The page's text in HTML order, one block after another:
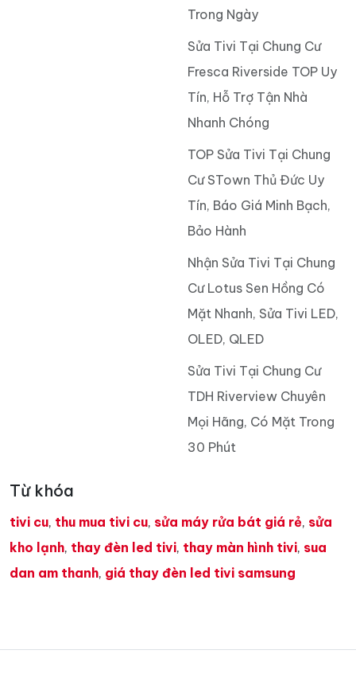
Trong Ngày
Sửa Tivi Tại Chung Cư
Fresca Riverside TOP Uy
Tín, Hỗ Trợ Tận Nhà
Nhanh Chóng
TOP Sửa Tivi Tại Chung
Cư STown Thủ Đức Uy
Tín, Báo Giá Minh Bạch,
Bảo Hành
Nhận Sửa Tivi Tại Chung
Cư Lotus Sen Hồng Có
Mặt Nhanh, Sửa Tivi LED,
OLED, QLED
Sửa Tivi Tại Chung Cư
TDH Riverview Chuyên
Mọi Hãng, Có Mặt Trong
30 Phút
Từ khóa
tivi cu, thu mua tivi cu, sửa máy rửa bát giá rẻ, sửa
kho lạnh, thay đèn led tivi, thay màn hình tivi, sua
dan am thanh, giá thay đèn led tivi samsung